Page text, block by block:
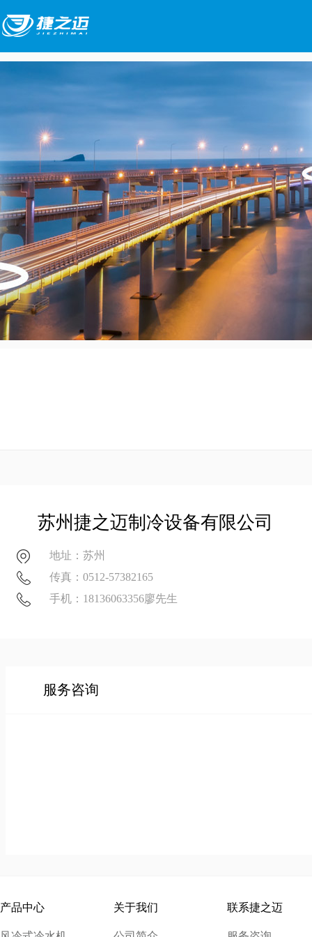
苏州捷之迈制冷设备有限公司
地址：苏州
传真：0512-57382165
手机：18136063356廖先生
服务咨询
产品中心 关于我们 联系捷之迈